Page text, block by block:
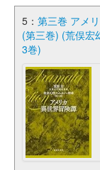
5： 第三巻 アメ
(第三巻) (荒俣宏
3巻)